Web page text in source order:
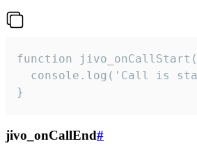
function
console.log('Call is
}
jivo_onCallEnd#